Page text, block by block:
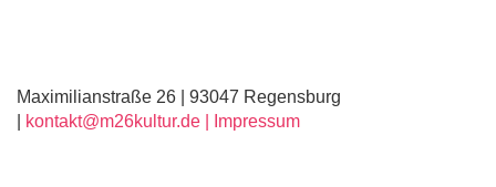
Maximilianstraße 26 | 93047 Regensburg
kontakt@m26kultur.de | Impressum